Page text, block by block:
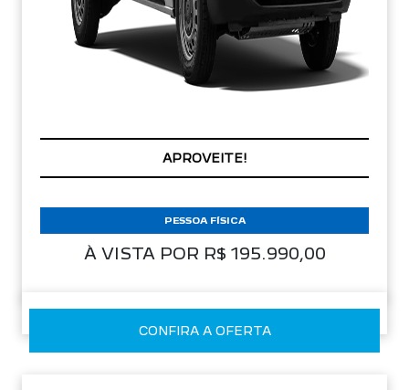
APROVEITE!
À VISTA POR R$ 195.990,00
PESSOA FÍSICA
CONFIRA A OFERTA